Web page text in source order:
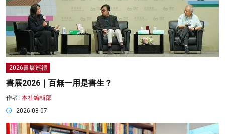
2026書展巡禮
書展2026｜百無一用是書生？
作者: 本社編輯部
2026-08-07